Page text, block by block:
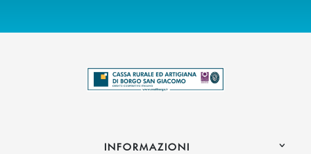
INFORMAZIONI